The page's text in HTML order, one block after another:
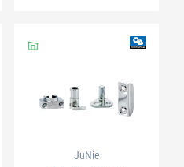
JuNie